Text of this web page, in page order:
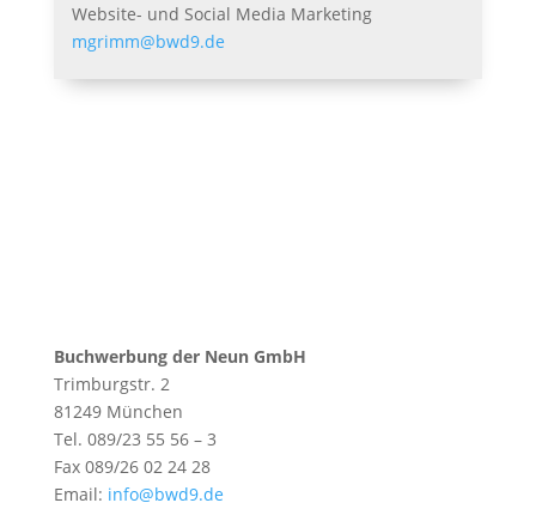
Website- und Social Media Marketing
mgrimm@bwd9.de
Buchwerbung der Neun GmbH
Trimburgstr. 2
81249 München
Tel. 089/23 55 56 – 3
Fax 089/26 02 24 28
Email: info@bwd9.de